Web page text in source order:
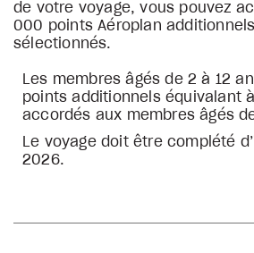
de votre voyage, vous pouvez
000 points Aéroplan
sélectionnés.
Les membres âgés de 2 à 12
points additionnels équivalant
accordés aux membres âgés
Le voyage doit être complété
2026.